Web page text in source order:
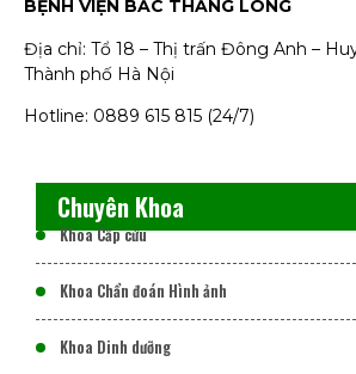
BỆNH VIỆN BẮC THĂNG LONG
Địa chỉ: Tổ 18 – Thị trấn Đông Anh –
Thành phố Hà Nội
Hotline: 0889 615 815 (24/7)
Chuyên Khoa
Khoa Cấp cứu
Khoa Chẩn đoán Hình ảnh
Khoa Dinh dưỡng